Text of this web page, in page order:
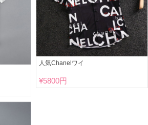
人気Chanelワイ
¥5800円